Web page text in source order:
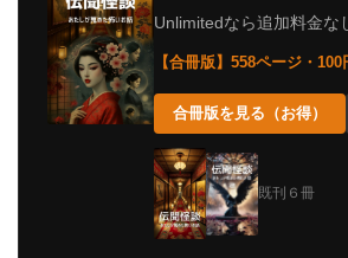
Unlimitedなら追加料金な
【合冊版】558ページ・
合冊版を見る（お得）
既刊６冊